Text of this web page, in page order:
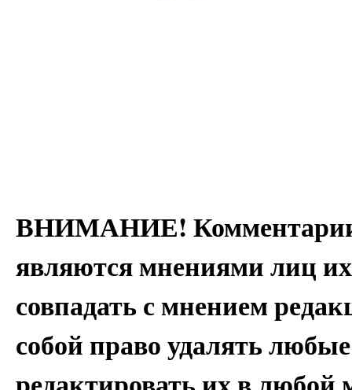
ВНИМАНИЕ! Комментарии
являются мнениями лиц
совпадать с мнением
собой право удалять